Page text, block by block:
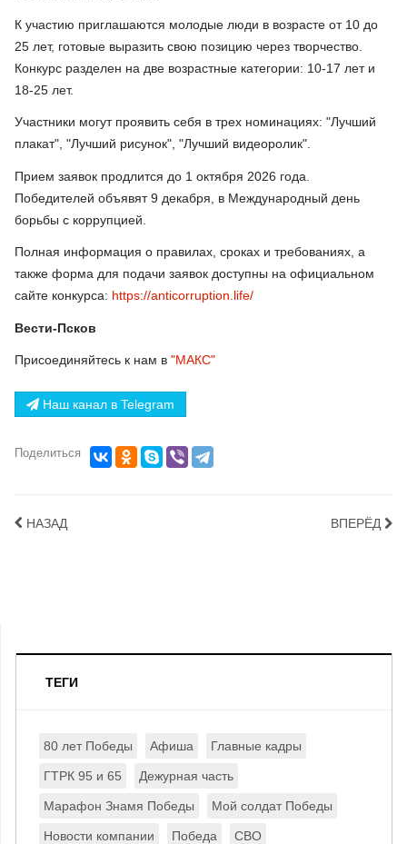
К участию приглашаются молодые люди в возрасте от 10 до
25 лет, готовые выразить свою позицию через творчество.
Конкурс разделен на две возрастные категории: 10-17 лет и
18-25 лет.
Участники могут проявить себя в трех номинациях: "Лучший
плакат", "Лучший рисунок", "Лучший видеоролик".
Прием заявок продлится до 1 октября 2026 года.
Победителей объявят 9 декабря, в Международный день
борьбы с коррупцией.
Полная информация о правилах, сроках и требованиях, а
также форма для подачи заявок доступны на официальном
сайте конкурса: https://anticorruption.life/
Вести-Псков
Присоединяйтесь к нам в "МАКС"
Наш канал в Telegram
Поделиться
НАЗАД ВПЕРЁД
ТЕГИ
80 лет Победы Афиша Главные кадры
ГТРК 95 и 65 Дежурная часть
Марафон Знамя Победы Мой солдат Победы
Новости компании Победа СВО